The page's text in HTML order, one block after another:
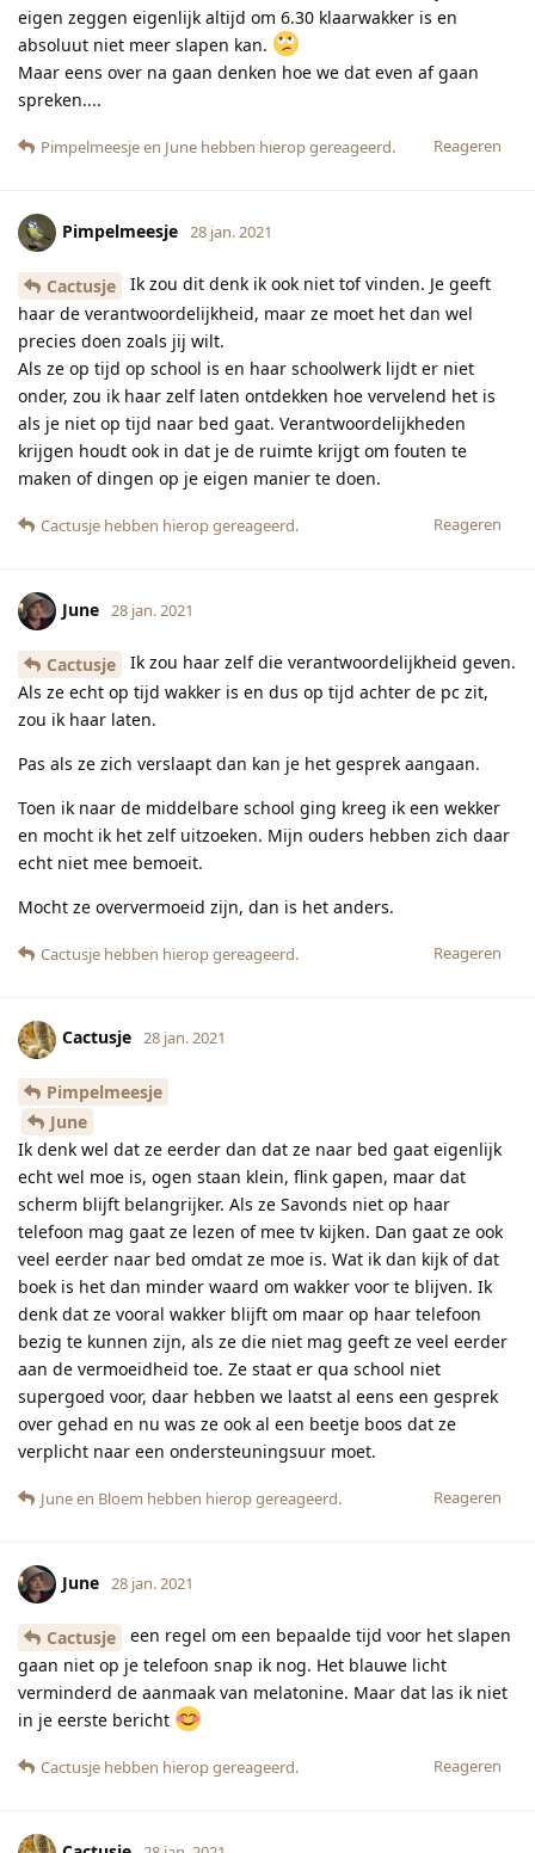
eigen zeggen eigenlijk altijd om 6.30 klaarwakker is en
absoluut niet meer slapen kan.
Maar eens over na gaan denken hoe we dat even af gaan
spreken....
Reageren
Pimpelmeesjeen June hebben hierop gereageerd.
Pimpelmeesje 28 jan. 2021
Cactusje
Ik zou dit denk ik ook niet tof vinden. Je geeft
haar de verantwoordelijkheid, maar ze moet het dan wel
precies doen zoals jij wilt.
Als ze op tijd op school is en haar schoolwerk lijdt er niet
onder, zou ik haar zelf laten ontdekken hoe vervelend het is
als je niet op tijd naar bed gaat. Verantwoordelijkheden
krijgen houdt ook in dat je de ruimte krijgt om fouten te
maken of dingen op je eigen manier te doen.
Reageren
Cactusje hebben hierop gereageerd.
June 28 jan. 2021
Cactusje
Ik zou haar zelf die verantwoordelijkheid geven.
Als ze echt op tijd wakker is en dus op tijd achter de pc zit,
zou ik haar laten.
Pas als ze zich verslaapt dan kan je het gesprek aangaan.
Toen ik naar de middelbare school ging kreeg ik een wekker
en mocht ik het zelf uitzoeken. Mijn ouders hebben zich daar
echt niet mee bemoeit.
Mocht ze oververmoeid zijn, dan is het anders.
Reageren
Cactusje hebben hierop gereageerd.
Cactusje 28 jan. 2021
Pimpelmeesje
June
Ik denk wel dat ze eerder dan dat ze naar bed gaat eigenlijk
echt wel moe is, ogen staan klein, flink gapen, maar dat
scherm blijft belangrijker. Als ze Savonds niet op haar
telefoon mag gaat ze lezen of mee tv kijken. Dan gaat ze ook
veel eerder naar bed omdat ze moe is. Wat ik dan kijk of dat
boek is het dan minder waard om wakker voor te blijven. Ik
denk dat ze vooral wakker blijft om maar op haar telefoon
bezig te kunnen zijn, als ze die niet mag geeft ze veel eerder
aan de vermoeidheid toe. Ze staat er qua school niet
supergoed voor, daar hebben we laatst al eens een gesprek
over gehad en nu was ze ook al een beetje boos dat ze
verplicht naar een ondersteuningsuur moet.
Reageren
Juneen Bloem hebben hierop gereageerd.
June 28 jan. 2021
Cactusje
een regel om een bepaalde tijd voor het slapen
gaan niet op je telefoon snap ik nog. Het blauwe licht
verminderd de aanmaak van melatonine. Maar dat las ik niet
in je eerste bericht
Reageren
Cactusje hebben hierop gereageerd.